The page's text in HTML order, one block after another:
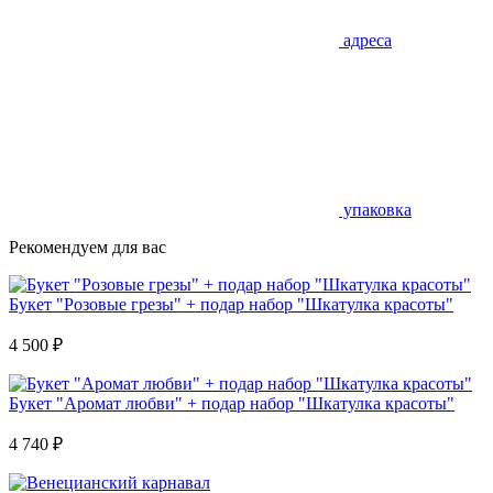
адреса
упаковка
Рекомендуем для вас
Букет "Розовые грезы" + подар набор "Шкатулка красоты"
4 500 ₽
Букет "Аромат любви" + подар набор "Шкатулка красоты"
4 740 ₽